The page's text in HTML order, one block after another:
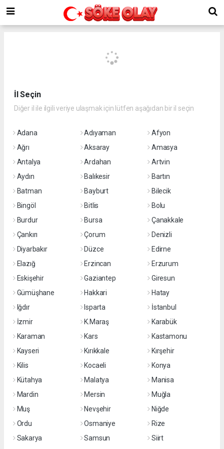
İl Seçin
Diğer il ile ilgili veriye ulaşmak için lütfen aşağıdan bir il seçin
Adana Adıyaman
Afyon
Ağrı
Aksaray
Amasya
Antalya
Ardahan
Artvin
Aydın
Balıkesir
Bartın
Batman
Bayburt
Bilecik
Bingöl
Bitlis
Bolu
Burdur
Bursa
Çanakkale
Çankırı
Çorum
Denizli
Diyarbakır
Düzce
Edirne
Elazığ
Erzincan
Erzurum
Eskişehir
Gaziantep
Giresun
Gümüşhane
Hakkari
Hatay
Iğdır
Isparta
İstanbul
İzmir
K.Maraş
Karabük
Karaman
Kars
Kastamonu
Kayseri
Kırıkkale
Kırşehir
Kilis
Kocaeli
Konya
Kütahya
Malatya
Manisa
Mardin
Mersin
Muğla
Muş
Nevşehir
Niğde
Ordu
Osmaniye
Rize
Sakarya
Samsun
Siirt